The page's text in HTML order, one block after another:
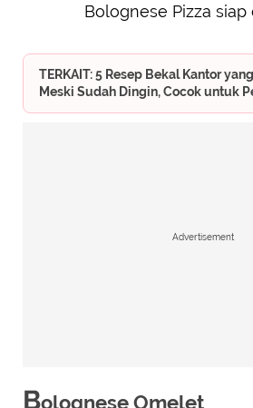
Bolognese Pizza siap
TERKAIT: 5 Resep Bekal Kantor
Meski Sudah Dingin, Cocok untuk
Advertisement
Bolognese Omelet